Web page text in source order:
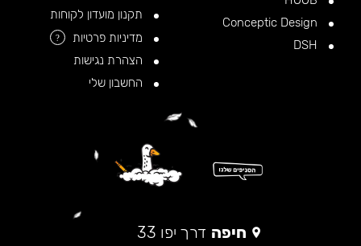
תקנון מועדון לקוחות
מדיניות פרטיות
?
הצהרת נגישות
החשבון שלי
חיפה דרך יפו 33